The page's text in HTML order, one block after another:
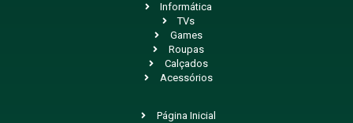
Informática
TVs
Games
Roupas
Calçados
Acessórios
Página Inicial